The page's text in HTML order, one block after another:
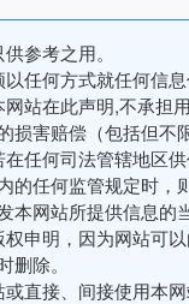
参考之用。
任何方式就任何信
站在此声明,不承担
损害赔偿（包括但
任何司法管辖地区
的任何监管规定时
本网站所提供信息的
申明，因为网站可
除。
直接、间接使用本